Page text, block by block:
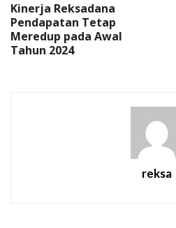
Kinerja Reksadana
Pendapatan Tetap
Meredup pada Awal
Tahun 2024
reksa